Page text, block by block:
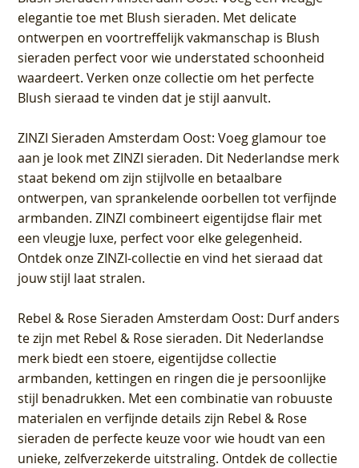
elegantie toe met Blush sieraden. Met delicate
ontwerpen en voortreffelijk vakmanschap is Blush
sieraden perfect voor wie understated schoonheid
waardeert. Verken onze collectie om het perfecte
Blush sieraad te vinden dat je stijl aanvult.
ZINZI Sieraden Amsterdam Oost: Voeg glamour toe
aan je look met ZINZI sieraden. Dit Nederlandse merk
staat bekend om zijn stijlvolle en betaalbare
ontwerpen, van sprankelende oorbellen tot verfijnde
armbanden. ZINZI combineert eigentijdse flair met
een vleugje luxe, perfect voor elke gelegenheid.
Ontdek onze ZINZI-collectie en vind het sieraad dat
jouw stijl laat stralen.
Rebel & Rose Sieraden Amsterdam Oost: Durf anders
te zijn met Rebel & Rose sieraden. Dit Nederlandse
merk biedt een stoere, eigentijdse collectie
armbanden, kettingen en ringen die je persoonlijke
stijl benadrukken. Met een combinatie van robuuste
materialen en verfijnde details zijn Rebel & Rose
sieraden de perfecte keuze voor wie houdt van een
unieke, zelfverzekerde uitstraling. Ontdek de collectie